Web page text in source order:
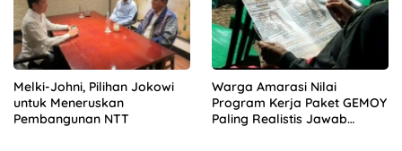
Melki-Johni, Pilihan Jokowi
untuk Meneruskan
Pembangunan NTT
Warga Amarasi Nilai
Program Kerja Paket GEMOY
Paling Realistis Jawab